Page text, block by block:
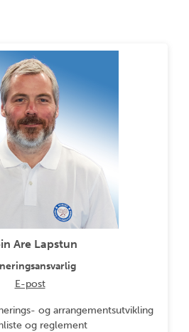
Are Lapstun
E-post
og arrangementsutvikling
og reglement